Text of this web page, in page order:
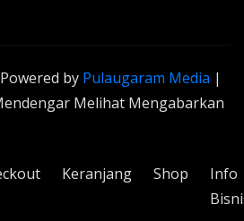
by Pulaugaram Media |
Melihat Mengabarkan
Keranjang Shop
Info